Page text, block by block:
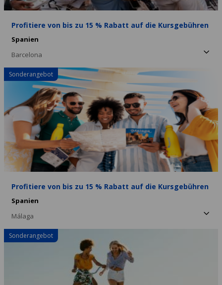
Profitiere von bis zu 15 % Rabatt auf die Kursgebühren
Spanien
Barcelona
Sonderangebot
Profitiere von bis zu 15 % Rabatt auf die Kursgebühren
Spanien
Málaga
Sonderangebot